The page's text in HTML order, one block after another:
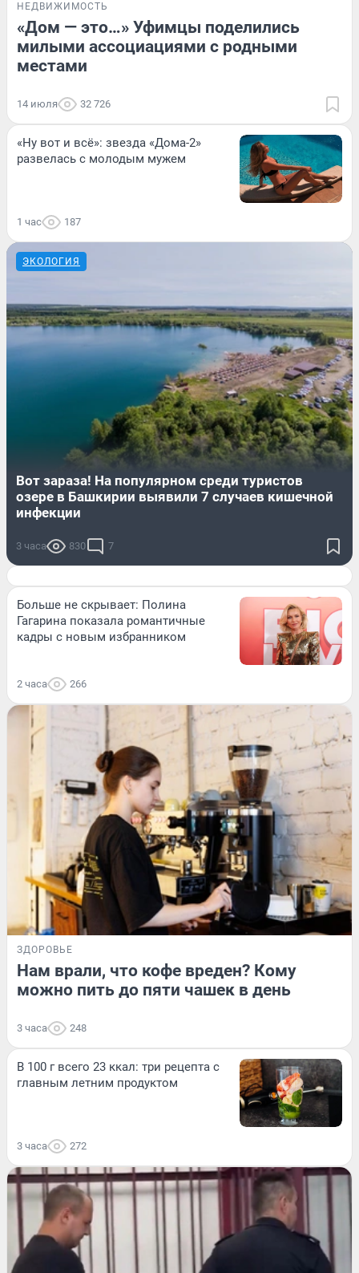
НЕДВИЖИМОСТЬ
«Дом — это…» Уфимцы поделились
милыми ассоциациями с родными
местами
14 июля 32 726
«Ну вот и всё»: звезда «Дома-2»
развелась с молодым мужем
1 час 187
ЭКОЛОГИЯ
Вот зараза! На популярном среди туристов
озере в Башкирии выявили 7 случаев кишечной
инфекции
3 часа 830 7
Больше не скрывает: Полина
Гагарина показала романтичные
кадры с новым избранником
2 часа 266
ЗДОРОВЬЕ
Нам врали, что кофе вреден? Кому
можно пить до пяти чашек в день
3 часа 248
В 100 г всего 23 ккал: три рецепта с
главным летним продуктом
3 часа 272